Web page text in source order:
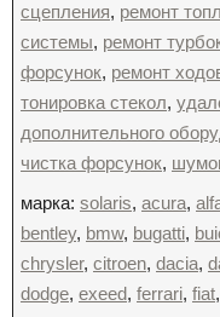
сцепления, ремонт
системы, ремонт
форсунок, ремонт
тонировка стекол,
дополнительного
чистка форсунок,
марка: solaris, acura,
bentley, bmw, bugatti,
chrysler, citroen, dacia,
dodge, exeed, ferrari, fiat,